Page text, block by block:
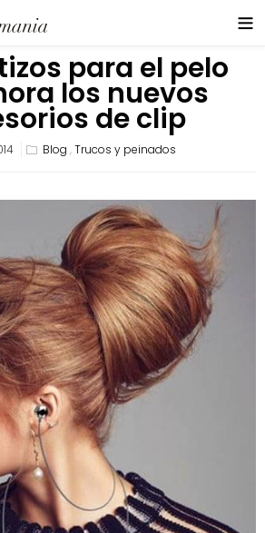
para el pelo
los nuevos
de clip
Blog ,Trucos y peinados